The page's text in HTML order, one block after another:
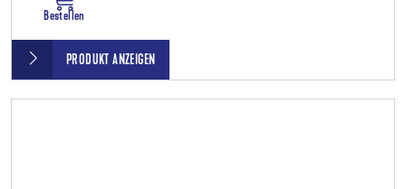
Bestellen
PRODUKT ANZEIGEN